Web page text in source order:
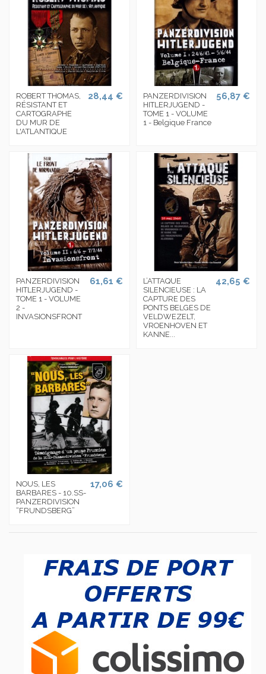
ROBERT THOMAS,
RÉSISTANT ET
CARTOGRAPHE
DU MUR DE
L'ATLANTIQUE
28,44 €
PANZERDIVISION
HITLERJUGEND -
TOME 1 - VOLUME
1 - Belgique France
56,87 €
PANZERDIVISION
HITLERJUGEND -
TOME 1 - VOLUME
2 -
INVASIONSFRONT
61,61 €
L’ATTAQUE
SILENCIEUSE : LA
CAPTURE DES
PONTS BELGES DE
VELDWEZELT,
VROENHOVEN ET
KANNE...
42,65 €
NOUS, LES
BARBARES - 10.SS-
PANZERDIVISION
“FRUNDSBERG”
17,06 €